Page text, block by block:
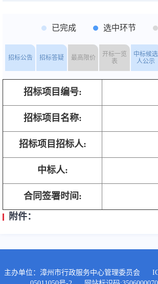
已完成 选中环节
招标公告 招标答疑 最高限价
开标一览
表
中标候选
人公示
招标项目编号:
招标项目名称:
招标项目招标人:
中标人:
合同签署时间:
附件：
主办单位：漳州市行政服务中心管理委员会